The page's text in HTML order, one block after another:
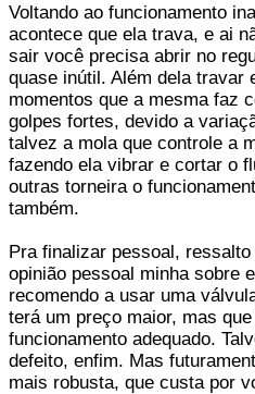
Voltando ao funcionamento
acontece que ela trava, e ai
sair você precisa abrir no
quase inútil. Além dela travar
momentos que a mesma faz
golpes fortes, devido a
talvez a mola que controle a
fazendo ela vibrar e cortar o
outras torneira o
também.
Pra finalizar pessoal,
opinião pessoal minha sobre
recomendo a usar uma
terá um preço maior, mas
funcionamento adequado.
defeito, enfim. Mas
mais robusta, que custa por